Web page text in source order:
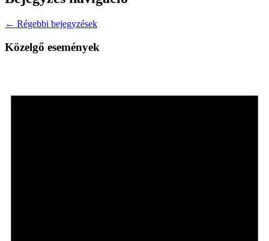
← Régebbi bejegyzések
Közelgő események